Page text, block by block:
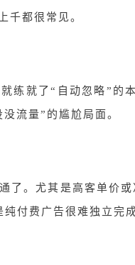
千都很常见。
练就了“自动忽略”的
流量”的尴尬局面。
了。尤其是高客单价
付费广告很难独立完成